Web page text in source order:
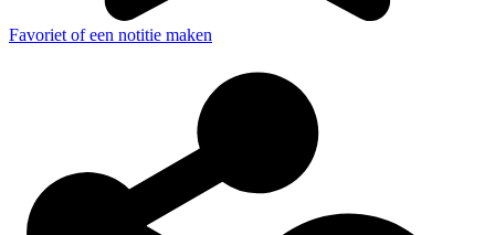
Favoriet of een notitie maken